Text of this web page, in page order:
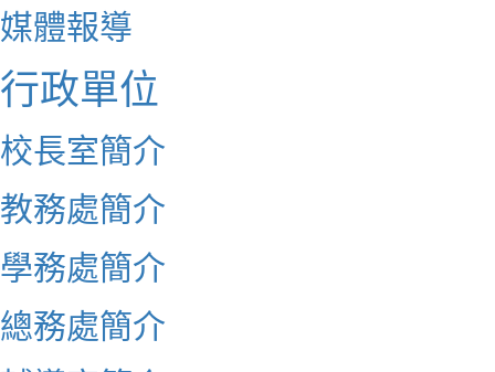
媒體報導
行政單位
校長室簡介
教務處簡介
學務處簡介
總務處簡介